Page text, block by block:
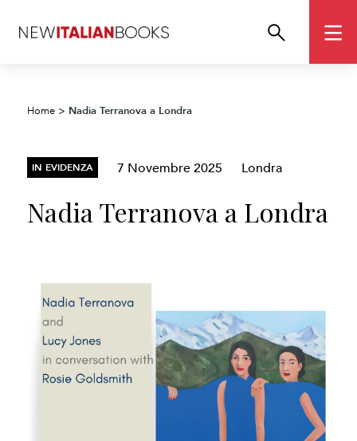
Home > Nadia Terranova a Londra
IN EVIDENZA 7 Novembre 2025 Londra
Nadia Terranova a Londra